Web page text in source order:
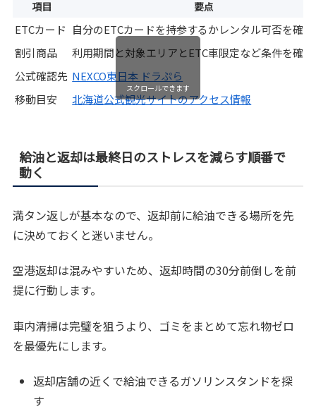
項目 要点
ETCカード 自分のETCカードを持参するかレンタル可否を確
割引商品
利用期間と対象エリアとETC車限定など条件を確
公式確認先 NEXCO東日本 ドラぷら
移動目安
北海道公式観光サイトのアクセス情報
スクロールできます
給油と返却は最終日のストレスを減らす順番で
動く
満タン返しが基本なので、返却前に給油できる場所を先
に決めておくと迷いません。
空港返却は混みやすいため、返却時間の30分前倒しを前
提に行動します。
車内清掃は完璧を狙うより、ゴミをまとめて忘れ物ゼロ
を最優先にします。
返却店舗の近くで給油できるガソリンスタンドを探
す